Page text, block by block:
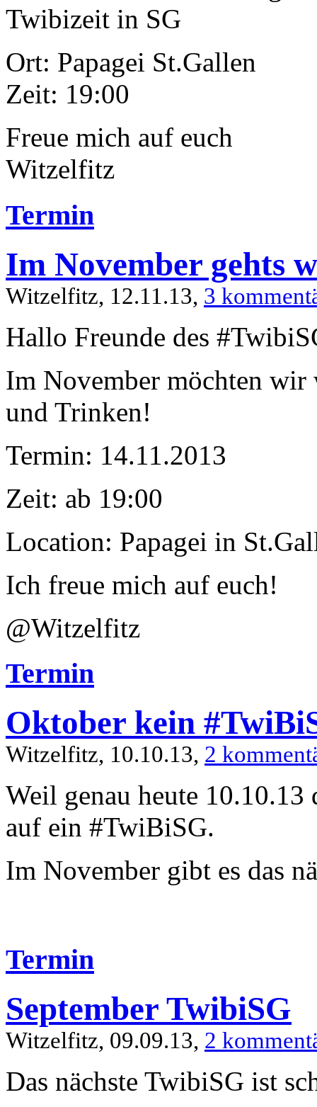
Twibizeit in SG
Ort: Papagei St.Gallen
Zeit: 19:00
Freue mich auf euch
Witzelfitz
Termin
Im November gehts
Witzelfitz, 12.11.13, 3
Hallo Freunde des
Im November möchten wir
und Trinken!
Termin: 14.11.2013
Zeit: ab 19:00
Location: Papagei in
Ich freue mich auf euch!
@Witzelfitz
Termin
Oktober kein
Witzelfitz, 10.10.13, 2
Weil genau heute
auf ein #TwiBiSG.
Im November gibt es das
Termin
September TwibiSG
Witzelfitz, 09.09.13, 2
Das nächste TwibiSG ist